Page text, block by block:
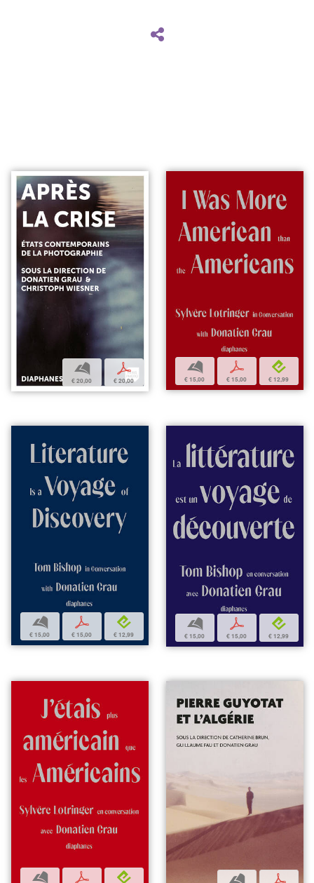
b
€ 20,00
p
€ 20,00
b
€ 15,00
p
€ 15,00
e
€ 12,99
b
€ 15,00
p
€ 15,00
e
€ 12,99
b
€ 15,00
p
€ 15,00
e
€ 12,99
b p e b p